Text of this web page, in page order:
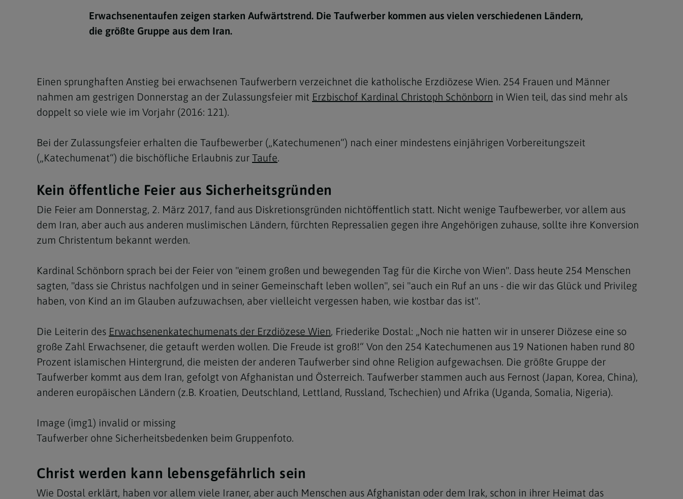
Fastenzeit
Christi Himmelfahrt
Pfingsten
Fronleichnam
Erntedank
Allerheiligen und Allerseelen
Navigation schließen
Navigation schließen
Telefonseelsorge
Konservatorium für
Kirchenmusik
Theologische Kurse
Navigation schließen
Personen
Anderssprachige Gemeinden
Organigramm
Meldungsarchiv
Navigation schließen
Erwachsenentaufen zeigen starken Aufwärtstrend. Die Taufwerber kommen aus vielen verschiedenen Ländern,
die größte Gruppe aus dem Iran.
Einen sprunghaften Anstieg bei erwachsenen Taufwerbern verzeichnet die katholische Erzdiözese Wien. 254 Frauen und Männer
nahmen am gestrigen Donnerstag an der Zulassungsfeier mit Erzbischof Kardinal Christoph Schönborn in Wien teil, das sind mehr als
doppelt so viele wie im Vorjahr (2016: 121).
Bei der Zulassungsfeier erhalten die Taufbewerber („Katechumenen“) nach einer mindestens einjährigen Vorbereitungszeit
(„Katechumenat“) die bischöfliche Erlaubnis zur Taufe.
Kein öffentliche Feier aus Sicherheitsgründen
Die Feier am Donnerstag, 2. März 2017, fand aus Diskretionsgründen nichtöffentlich statt. Nicht wenige Taufbewerber, vor allem aus
dem Iran, aber auch aus anderen muslimischen Ländern, fürchten Repressalien gegen ihre Angehörigen zuhause, sollte ihre Konversion
zum Christentum bekannt werden.
Kardinal Schönborn sprach bei der Feier von "einem großen und bewegenden Tag für die Kirche von Wien". Dass heute 254 Menschen
sagten, "dass sie Christus nachfolgen und in seiner Gemeinschaft leben wollen", sei "auch ein Ruf an uns - die wir das Glück und Privileg
haben, von Kind an im Glauben aufzuwachsen, aber vielleicht vergessen haben, wie kostbar das ist".
Die Leiterin des Erwachsenenkatechumenats der Erzdiözese Wien, Friederike Dostal: „Noch nie hatten wir in unserer Diözese eine so
große Zahl Erwachsener, die getauft werden wollen. Die Freude ist groß!“ Von den 254 Katechumenen aus 19 Nationen haben rund 80
Prozent islamischen Hintergrund, die meisten der anderen Taufwerber sind ohne Religion aufgewachsen. Die größte Gruppe der
Taufwerber kommt aus dem Iran, gefolgt von Afghanistan und Österreich. Taufwerber stammen auch aus Fernost (Japan, Korea, China),
anderen europäischen Ländern (z.B. Kroatien, Deutschland, Lettland, Russland, Tschechien) und Afrika (Uganda, Somalia, Nigeria).
Image (img1) invalid or missing
Taufwerber ohne Sicherheitsbedenken beim Gruppenfoto.
Christ werden kann lebensgefährlich sein
Wie Dostal erklärt, haben vor allem viele Iraner, aber auch Menschen aus Afghanistan oder dem Irak, schon in ihrer Heimat das